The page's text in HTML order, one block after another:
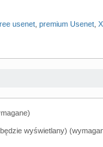
usenet premium Usenet
wyświetlany)